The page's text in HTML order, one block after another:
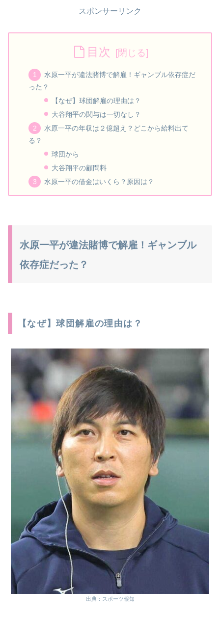
スポンサーリンク
目次
水原一平が違法賭博で解雇！ギャンブル依存症だ
った？
【なぜ】球団解雇の理由は？
大谷翔平の関与は一切なし？
水原一平の年収は２億超え？どこから給料出て
る？
球団から
大谷翔平の顧問料
水原一平の借金はいくら？原因は？
水原一平が違法賭博で解雇！ギャンブル
依存症だった？
【なぜ】球団解雇の理由は？
出典：スポーツ報知